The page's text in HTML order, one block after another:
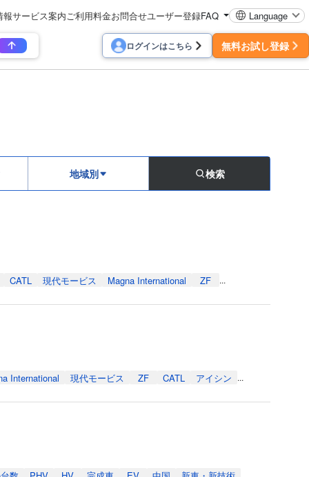
報サービス案内 ご利用料金お問合せユーザー登録FAQ Language
ログインはこちら 無料お試し登録
地域別 検索
CATL 現代モービス Magna International ZF ...
International 現代モービス ZF CATL アイシン ...